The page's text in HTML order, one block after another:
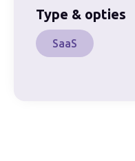
Type & opties
SaaS